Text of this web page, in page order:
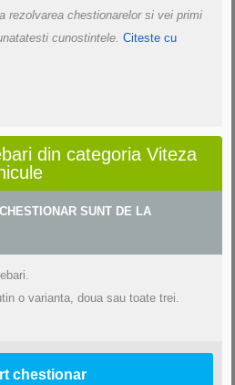
rezolvarea chestionarelor si vei primi
cunostintele. Citeste cu
din categoria Viteza
SUNT DE LA
o varianta, doua sau toate trei.
chestionar